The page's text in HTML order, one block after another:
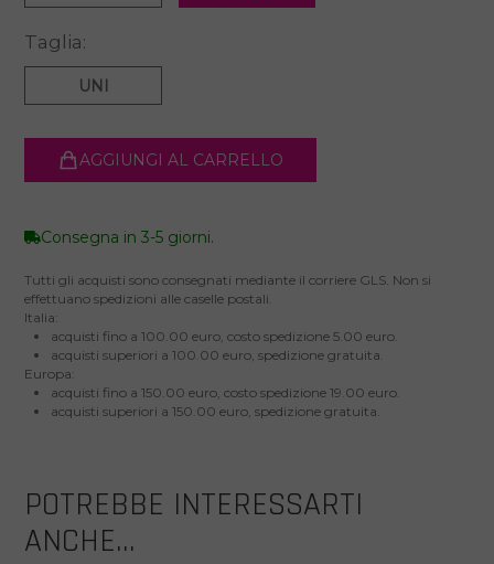
Taglia:
UNI
AGGIUNGI AL CARRELLO
Consegna in 3-5 giorni.
Tutti gli acquisti sono consegnati mediante il corriere GLS. Non si
effettuano spedizioni alle caselle postali.
Italia:
acquisti fino a 100.00 euro, costo spedizione 5.00 euro.
acquisti superiori a 100.00 euro, spedizione gratuita.
Europa:
acquisti fino a 150.00 euro, costo spedizione 19.00 euro.
acquisti superiori a 150.00 euro, spedizione gratuita.
POTREBBE INTERESSARTI
ANCHE...